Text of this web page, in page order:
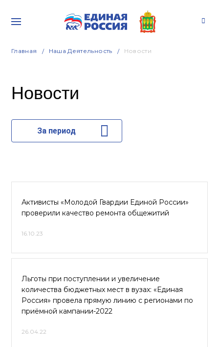
Главная Наша Деятельность Новости
Новости
За период
Активисты «Молодой Гвардии Единой России»
проверили качество ремонта общежитий
16.10.23
Льготы при поступлении и увеличение
количества бюджетных мест в вузах: «Единая
Россия» провела прямую линию с регионами по
приёмной кампании-2022
26.04.22